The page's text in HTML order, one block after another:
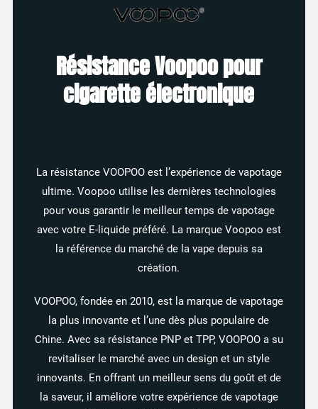
Résistance Voopoo pour
cigarette électronique
La résistance VOOPOO est l’expérience de vapotage
ultime. Voopoo utilise les dernières technologies
pour vous garantir le meilleur temps de vapotage
avec votre E-liquide préféré. La marque Voopoo est
la référence du marché de la vape depuis sa
création.
VOOPOO, fondée en 2010, est la marque de vapotage
la plus innovante et l’une dès plus populaire de
Chine. Avec sa résistance PNP et TPP, VOOPOO a su
revitaliser le marché avec un design et un style
innovants. En offrant un meilleur sens du goût et de
la saveur, il améliore votre expérience de vapotage